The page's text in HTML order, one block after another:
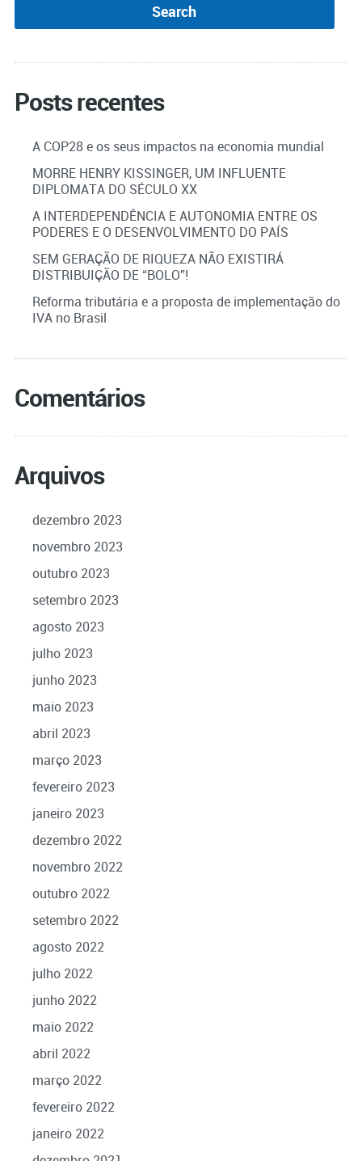
Posts recentes
A COP28 e os seus impactos na economia mundial
MORRE HENRY KISSINGER, UM INFLUENTE
DIPLOMATA DO SÉCULO XX
A INTERDEPENDÊNCIA E AUTONOMIA ENTRE OS
PODERES E O DESENVOLVIMENTO DO PAÍS
SEM GERAÇÃO DE RIQUEZA NÃO EXISTIRÁ
DISTRIBUIÇÃO DE “BOLO”!
Reforma tributária e a proposta de implementação do
IVA no Brasil
Comentários
Arquivos
dezembro 2023
novembro 2023
outubro 2023
setembro 2023
agosto 2023
julho 2023
junho 2023
maio 2023
abril 2023
março 2023
fevereiro 2023
janeiro 2023
dezembro 2022
novembro 2022
outubro 2022
setembro 2022
agosto 2022
julho 2022
junho 2022
maio 2022
abril 2022
março 2022
fevereiro 2022
janeiro 2022